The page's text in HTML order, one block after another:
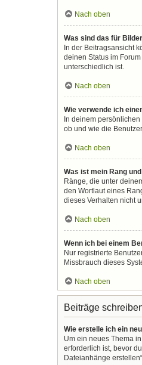
Nach oben
Was sind das für
In der Beitragsansicht
deinen Status im
unterschiedlich ist.
Nach oben
Wie verwende ich
In deinem
ob und wie die
Nach oben
Was ist mein Rang
Ränge, die unter
den Wortlaut eines
dieses Verhalten nicht
Nach oben
Wenn ich bei einem
Nur registrierte
Missbrauch dieses
Nach oben
Beiträge
Wie erstelle ich ein
Um ein neues Thema
erforderlich ist, bevor
Dateianhänge